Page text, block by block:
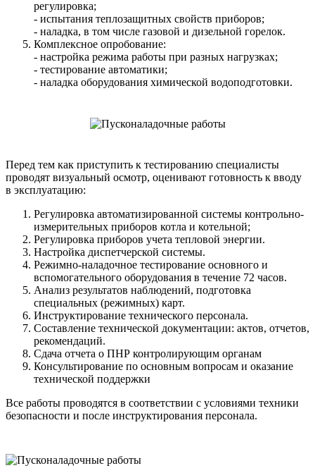
регулировка;
- испытания теплозащитных свойств приборов;
- наладка, в том числе газовой и дизельной горелок.
Комплексное опробование:
- настройка режима работы при разных нагрузках;
- тестирование автоматики;
- наладка оборудования химической водоподготовки.
Перед тем как приступить к тестированию специалисты
проводят визуальный осмотр, оценивают готовность к вводу
в эксплуатацию:
Регулировка автоматизированной системы контрольно-
измерительных приборов котла и котельной;
Регулировка приборов учета тепловой энергии.
Настройка диспетчерской системы.
Режимно-наладочное тестирование основного и
вспомогательного оборудования в течение 72 часов.
Анализ результатов наблюдений, подготовка
специальных (режимных) карт.
Инструктирование технического персонала.
Составление технической документации: актов, отчетов,
рекомендаций.
Cдача отчета о ПНР контролирующим органам
Консультирование по основным вопросам и оказание
технической поддержки
Все работы проводятся в соответствии с условиями техники
безопасности и после инструктирования персонала.